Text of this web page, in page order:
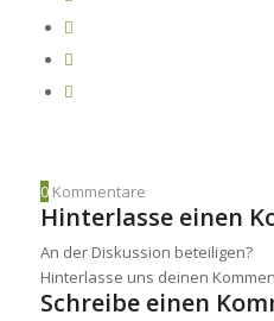
0 Kommentare
Hinterlasse einen
An der Diskussion beteiligen?
Hinterlasse uns deinen
Schreibe einen